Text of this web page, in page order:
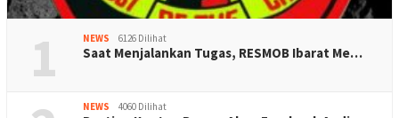
1 NEWS 6126 Dilihat
Saat Menjalankan Tugas, RESMOB Ibarat Me…
NEWS 4060 Dilihat